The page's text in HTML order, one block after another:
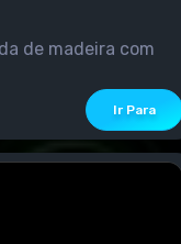
de madeira com
Ir Para